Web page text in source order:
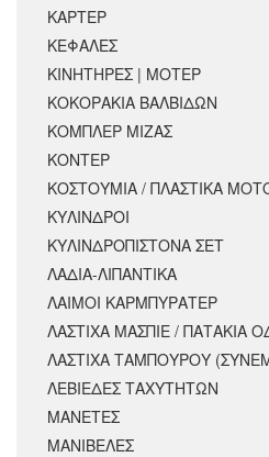
ΚΑΡΤΕΡ
ΚΕΦΑΛΕΣ
ΚΙΝΗΤΗΡΕΣ | ΜΟΤΕΡ
ΚΟΚΟΡΑΚΙΑ ΒΑΛΒΙΔΩΝ
ΚΟΜΠΛΕΡ ΜΙΖΑΣ
ΚΟΝΤΕΡ
ΚΟΣΤΟΥΜΙΑ / ΠΛΑΣΤΙΚΑ
ΚΥΛΙΝΔΡΟΙ
ΚΥΛΙΝΔΡΟΠΙΣΤΟΝΑ ΣΕΤ
ΛΑΔΙΑ-ΛΙΠΑΝΤΙΚΑ
ΛΑΙΜΟΙ ΚΑΡΜΠΥΡΑΤΕΡ
ΛΑΣΤΙΧΑ ΜΑΣΠΙΕ / ΠΑΤΑΚΙΑ
ΛΑΣΤΙΧΑ ΤΑΜΠΟΥΡΟΥ
ΛΕΒΙΕΔΕΣ ΤΑΧΥΤΗΤΩΝ
ΜΑΝΕΤΕΣ
ΜΑΝΙΒΕΛΕΣ